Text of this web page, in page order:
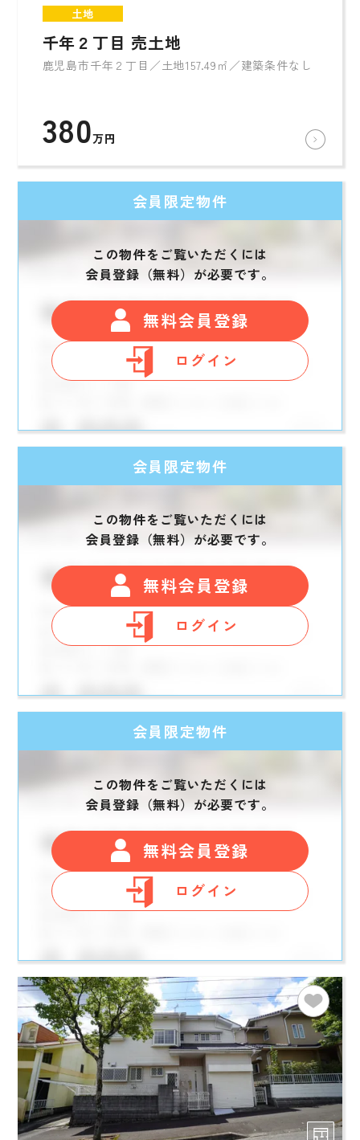
土地
千年２丁目 売土地
鹿児島市千年２丁目／土地157.49㎡／建築条件なし
380万円
会員限定物件
この物件をご覧いただくには
会員登録（無料）が必要です。
無料会員登録
ログイン
会員限定物件
この物件をご覧いただくには
会員登録（無料）が必要です。
無料会員登録
ログイン
会員限定物件
この物件をご覧いただくには
会員登録（無料）が必要です。
無料会員登録
ログイン